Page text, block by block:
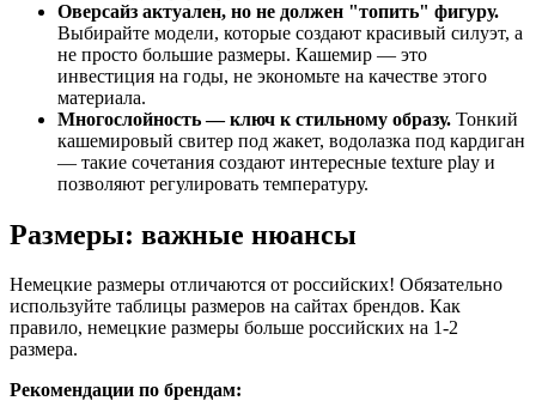
Оверсайз актуален, но не должен "топить" фигуру.
Выбирайте модели, которые создают красивый силуэт, а
не просто большие размеры. Кашемир — это
инвестиция на годы, не экономьте на качестве этого
материала.
Многослойность — ключ к стильному образу. Тонкий
кашемировый свитер под жакет, водолазка под кардиган
— такие сочетания создают интересные texture play и
позволяют регулировать температуру.
Размеры: важные нюансы
Немецкие размеры отличаются от российских! Обязательно
используйте таблицы размеров на сайтах брендов. Как
правило, немецкие размеры больше российских на 1-2
размера.
Рекомендации по брендам: